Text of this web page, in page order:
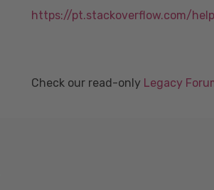
https://pt.stackoverflow.com/
Check our read-only Legacy